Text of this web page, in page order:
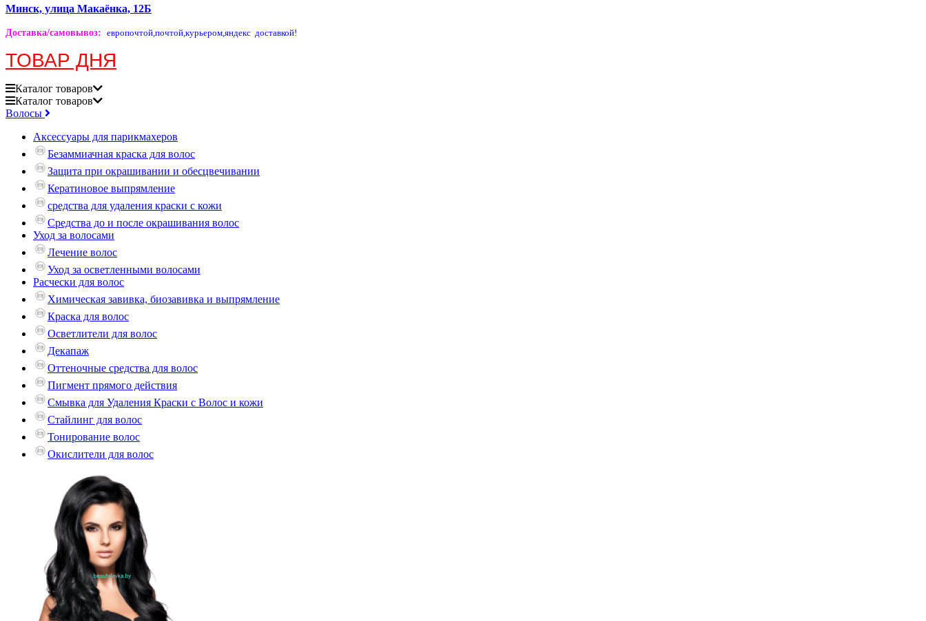
Минск, улица Макаёнка, 12Б
Доставка/самовывоз: европочтой,почтой,курьером,яндекс доставкой!
ТОВАР ДНЯ
Каталог товаров
Каталог товаров
Волосы
Аксессуары для парикмахеров
Безаммиачная краска для волос
Защита при окрашивании и обесцвечивании
Кератиновое выпрямление
средства для удаления краски с кожи
Средства до и после окрашивания волос
Уход за волосами
Лечение волос
Уход за осветленными волосами
Расчески для волос
Химическая завивка, биозавивка и выпрямление
Краска для волос
Осветлители для волос
Декапаж
Оттеночные средства для волос
Пигмент прямого действия
Смывка для Удаления Краски с Волос и кожи
Стайлинг для волос
Тонирование волос
Окислители для волос